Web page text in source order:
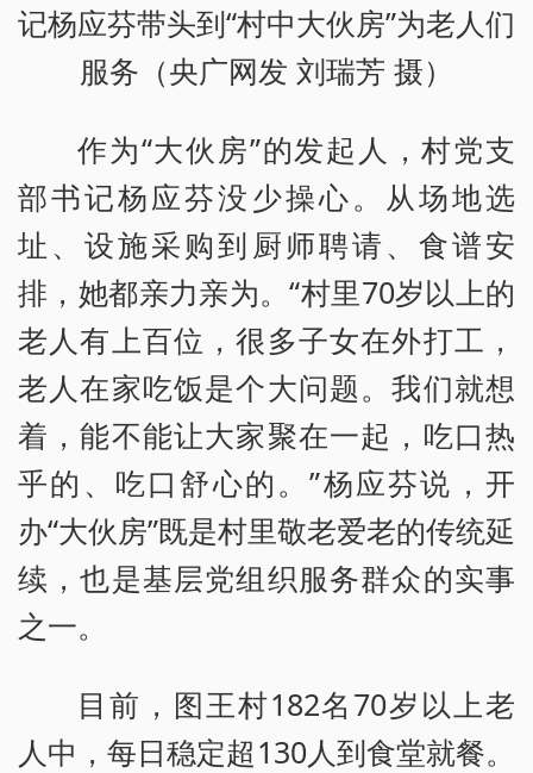
记杨应芬带头到“村中大伙房”为老人们
服务（央广网发 刘瑞芳 摄）
作为“大伙房”的发起人，村党支
部书记杨应芬没少操心。从场地选
址、设施采购到厨师聘请、食谱安
排，她都亲力亲为。“村里70岁以上的
老人有上百位，很多子女在外打工，
老人在家吃饭是个大问题。我们就想
着，能不能让大家聚在一起，吃口热
乎的、吃口舒心的。”杨应芬说，开
办“大伙房”既是村里敬老爱老的传统延
续，也是基层党组织服务群众的实事
之一。
目前，图王村182名70岁以上老
人中，每日稳定超130人到食堂就餐。